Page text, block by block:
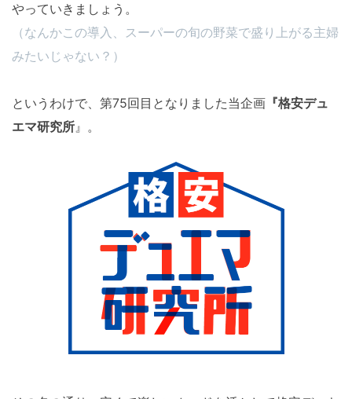
やっていきましょう。
（なんかこの導入、スーパーの旬の野菜で盛り上がる主婦
みたいじゃない？）
というわけで、第75回目となりました当企画 『格安デュ
エマ研究所』。